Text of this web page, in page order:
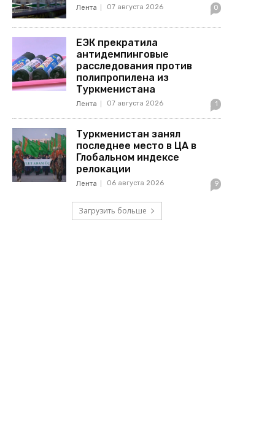
Лента 07 августа 2026 0
ЕЭК прекратила
антидемпинговые
расследования против
полипропилена из
Туркменистана
Лента 07 августа 2026 1
Туркменистан занял
последнее место в ЦА в
Глобальном индексе
релокации
Лента 06 августа 2026 9
Загрузить больше